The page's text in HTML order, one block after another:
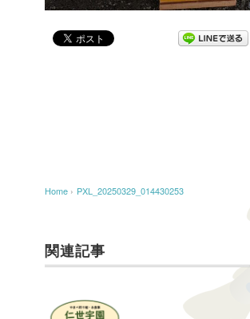
Home › PXL_20250329_014430253
関連記事